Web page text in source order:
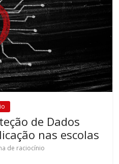
de Dados
nas escolas
de raciocínio